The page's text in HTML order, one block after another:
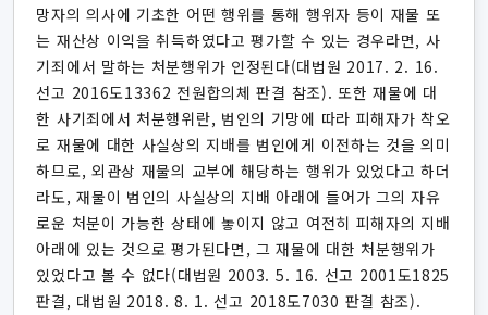
망자의 의사에 기초한 어떤 행위를 통해 행위자 등이 재물 또
는 재산상 이익을 취득하였다고 평가할 수 있는 경우라면, 사
기죄에서 말하는 처분행위가 인정된다(대법원 2017. 2. 16.
선고 2016도13362 전원합의체 판결 참조). 또한 재물에 대
한 사기죄에서 처분행위란, 범인의 기망에 따라 피해자가 착오
로 재물에 대한 사실상의 지배를 범인에게 이전하는 것을 의미
하므로, 외관상 재물의 교부에 해당하는 행위가 있었다고 하더
라도, 재물이 범인의 사실상의 지배 아래에 들어가 그의 자유
로운 처분이 가능한 상태에 놓이지 않고 여전히 피해자의 지배
아래에 있는 것으로 평가된다면, 그 재물에 대한 처분행위가
있었다고 볼 수 없다(대법원 2003. 5. 16. 선고 2001도1825
판결, 대법원 2018. 8. 1. 선고 2018도7030 판결 참조).